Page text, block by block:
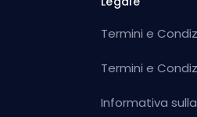
Termini e
Termini e
Informativa